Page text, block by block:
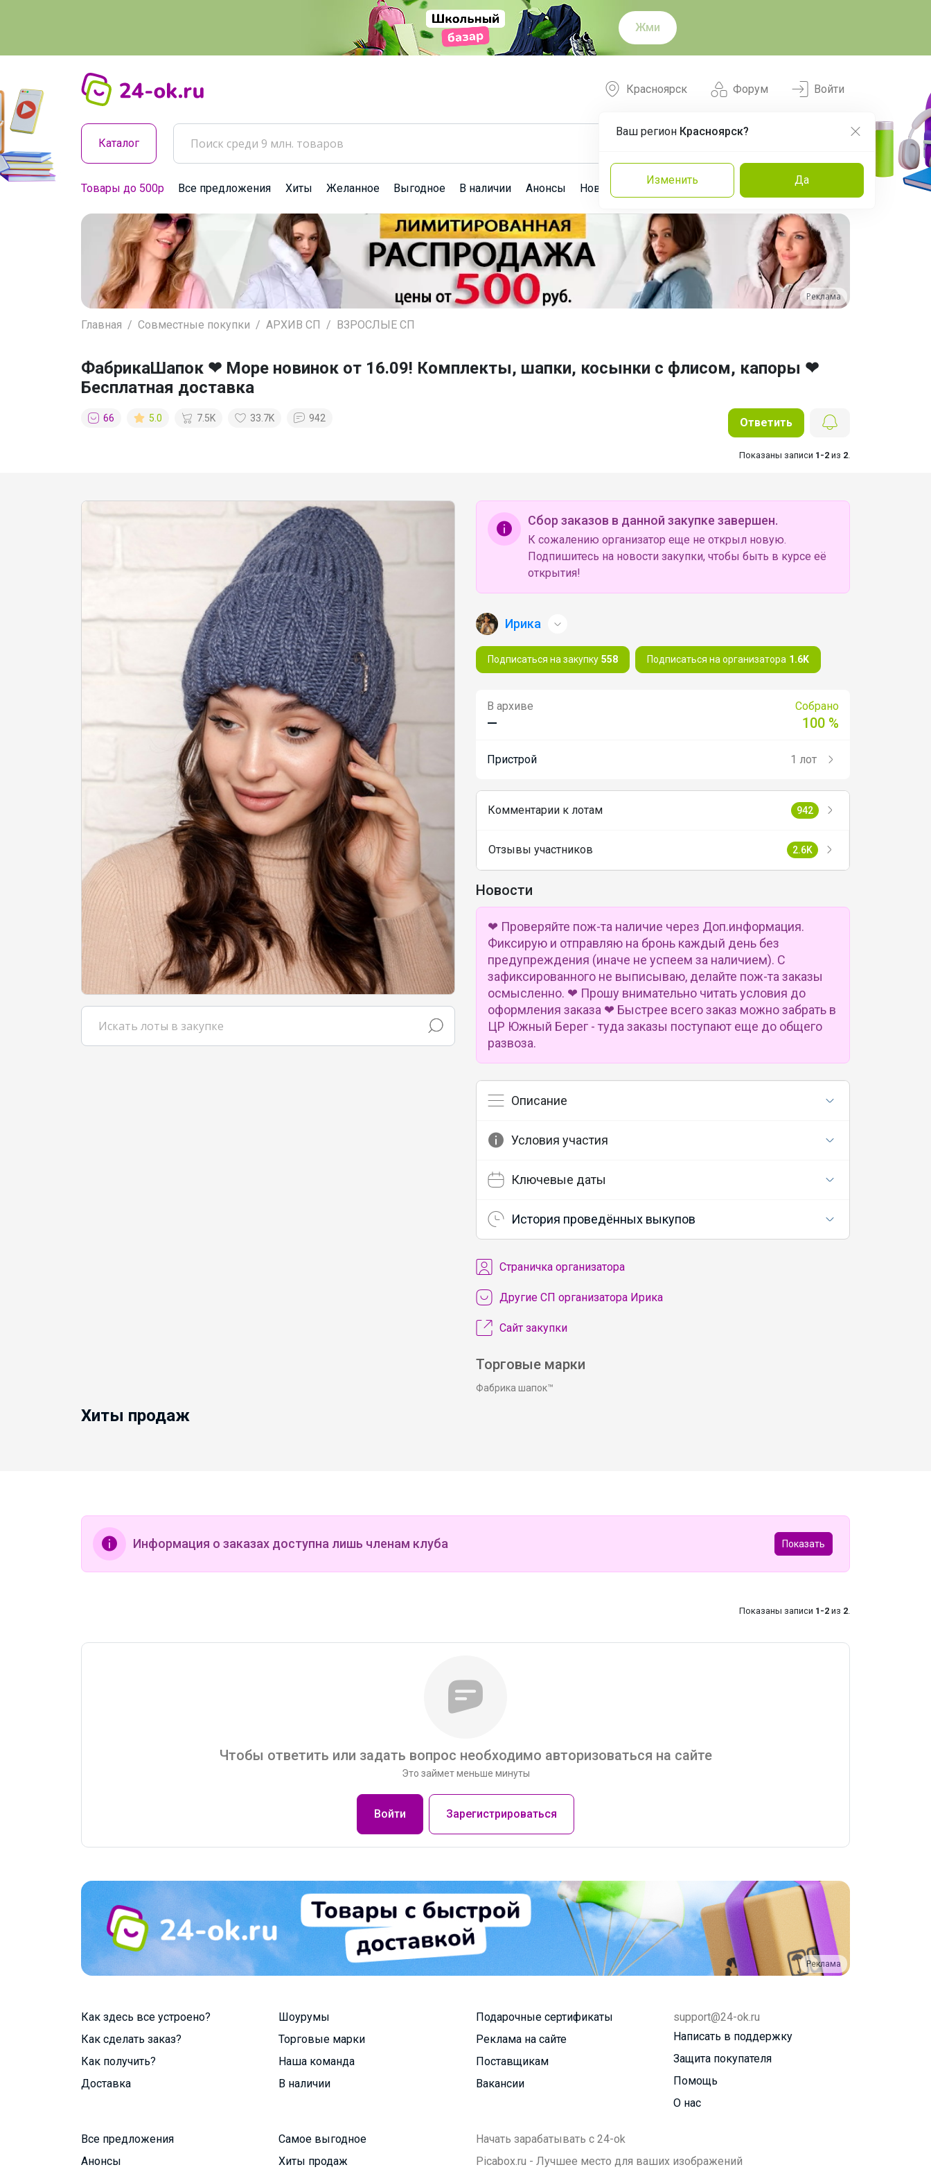
Жми
Форум
Красноярск
Ваш регион Красноярск?
Изменить Да
Войти
Каталог
Товары до 500р Все предложения Хиты Желанное Выгодное В наличии Анонсы Новости Команда Эксперты
Реклама
Главная Совместные покупки АРХИВ СП ВЗРОСЛЫЕ СП
ФабрикаШапок ❤ Море новинок от 16.09! Комплекты, шапки, косынки с флисом, капоры ❤
Бесплатная доставка
66 5.0 7.5K 33.7K 942 Ответить
Показаны записи 1-2 из 2
Сбор заказов в данной закупке завершен.
К сожалению организатор еще не открыл новую.
Подпишитесь на новости закупки, чтобы быть в курсе её
открытия!
Ирика
Подписаться на закупку 558 Подписаться на организатора 1.6K
В архиве
—
Собрано
100 %
Пристрой 1 лот
Комментарии к лотам 942
Отзывы участников 2.6K
Новости
❤ Проверяйте пож-та наличие через Доп.информация.
Фиксирую и отправляю на бронь каждый день без
предупреждения (иначе не успеем за наличием). С
зафиксированного не выписываю, делайте пож-та заказы
осмысленно. ❤ Прошу внимательно читать условия до
оформления заказа ❤ Быстрее всего заказ можно забрать в
ЦР Южный Берег - туда заказы поступают еще до общего
развоза.
Описание
Условия участия
Ключевые даты
История проведённых выкупов
Cтраничка организатора
Другие СП организатора Ирика
Сайт закупки
Торговые марки
Фабрика шапок™
Хиты продаж
Информация о заказах доступна лишь членам клуба Показать
Показаны записи 1-2 из 2
Чтобы ответить или задать вопрос необходимо авторизоваться на сайте
Это займет меньше минуты
Войти Зарегистрироваться
Реклама
Как здесь все устроено?
Как сделать заказ?
Как получить?
Доставка
Шоурумы
Торговые марки
Наша команда
В наличии
Подарочные сертификаты
Реклама на сайте
Поставщикам
Вакансии
support@24-ok.ru
Написать в поддержку
Защита покупателя
Помощь
О нас
Все предложения
Анонсы
Самое выгодное
Хиты продаж
Начать зарабатывать с 24-ok
Picabox.ru - Лучшее место для ваших изображений